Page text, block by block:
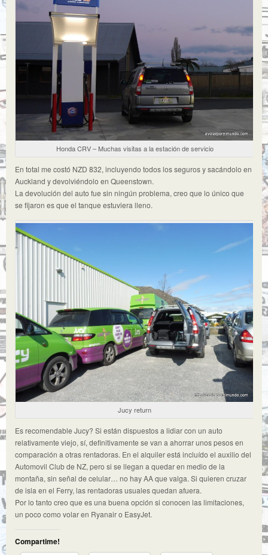
Honda CRV – Muchas visitas a la estación de servicio
En total me costó NZD 832, incluyendo todos los seguros y sacándolo en
Auckland y devolviéndolo en Queenstown.
La devolución del auto fue sin ningún problema, creo que lo único que
se fijaron es que el tanque estuviera lleno.
Jucy return
Es recomendable Jucy? Si están dispuestos a lidiar con un auto
relativamente viejo, sí, definitivamente se van a ahorrar unos pesos en
comparación a otras rentadoras. En el alquiler está incluído el auxilio del
Automovil Club de NZ, pero si se llegan a quedar en medio de la
montaña, sin señal de celular… no hay AA que valga. Si quieren cruzar
de isla en el Ferry, las rentadoras usuales quedan afuera.
Por lo tanto creo que es una buena opción si conocen las limitaciones,
un poco como volar en Ryanair o EasyJet.
Compartime!